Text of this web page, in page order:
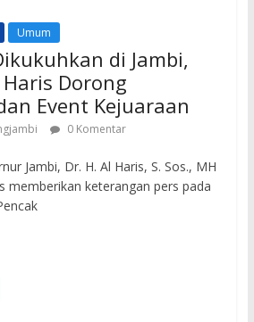
Umum
di Jambi,
Dorong
Event Kejuaraan
0 Komentar
Jambi, Dr. H. Al Haris, S. Sos., MH
memberikan keterangan pers pada